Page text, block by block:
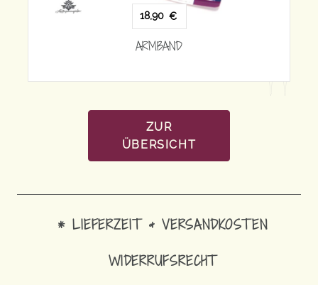
18,90
ZUR
ÜBERSICHT
* LIEFERZEIT & VERSANDKOSTEN
WIDERRUFSRECHT